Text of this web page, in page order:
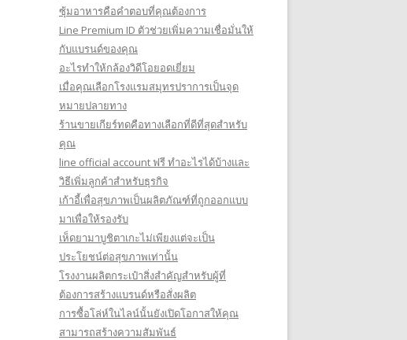
ซุ้มอาหารคือคำตอบที่คุณต้องการ
Line Premium ID ตัวช่วยเพิ่มความเชื่อมั่นให้
กับแบรนด์ของคุณ
อะไรทำให้กล้องวิดีโอยอดเยี่ยม
เมื่อคุณเลือกโรงแรมสมุทรปราการเป็นจุด
หมายปลายทาง
ร้านขายเกียร์ทดคือทางเลือกที่ดีที่สุดสำหรับ
คุณ
line official account ฟรี ทําอะไรได้บ้างและ
วิธีเพิ่มลูกค้าสำหรับธุรกิจ
เก้าอี้เพื่อสุขภาพเป็นผลิตภัณฑ์ที่ถูกออกแบบ
มาเพื่อให้รองรับ
เห็ดยามาบูชิตาเกะไม่เพียงแต่จะเป็น
ประโยชน์ต่อสุขภาพเท่านั้น
โรงงานผลิตกระเป๋าสิ่งสำคัญสำหรับผู้ที่
ต้องการสร้างแบรนด์หรือสั่งผลิต
การซื้อโล่ห์ในไลน์นั้นยังเปิดโอกาสให้คุณ
สามารถสร้างความสัมพันธ์